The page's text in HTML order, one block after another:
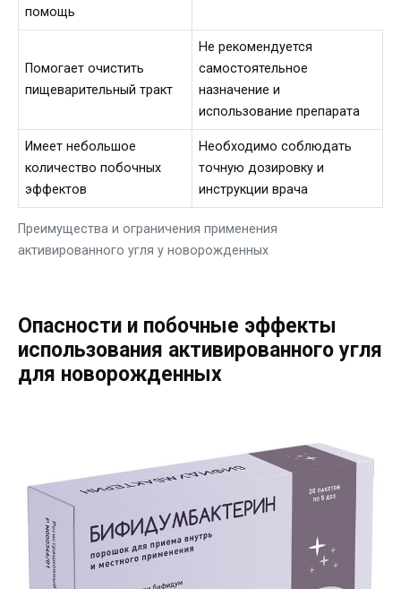
Преимущества и ограничения применения
активированного угля у новорожденных
помощь
Помогает очистить
пищеварительный тракт
Не рекомендуется
самостоятельное
назначение и
использование препарата
Имеет небольшое
количество побочных
эффектов
Необходимо соблюдать
точную дозировку и
инструкции врача
Опасности и побочные эффекты
использования активированного угля
для новорожденных